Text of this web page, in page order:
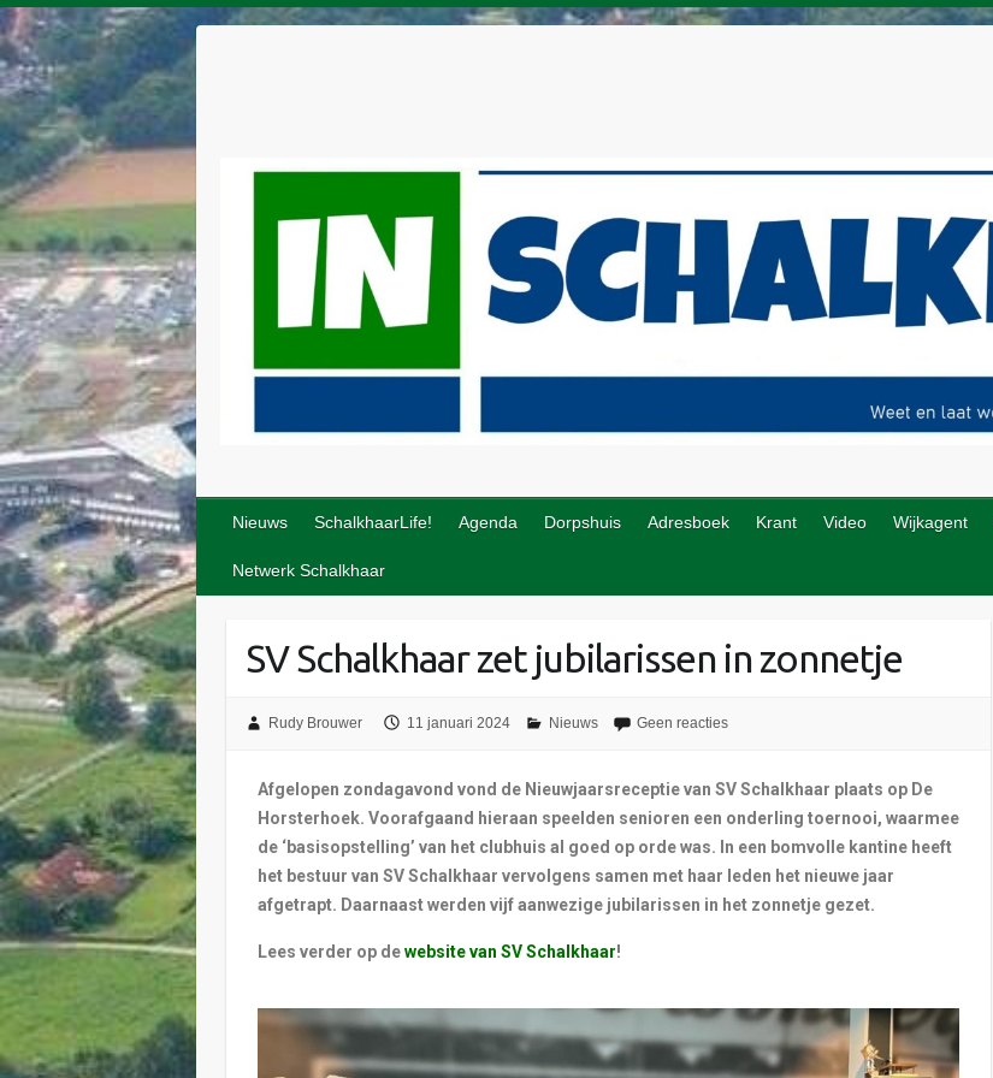
Nieuws SchalkhaarLife! Agenda Dorpshuis Adresboek Krant Video Wijkagent
Netwerk Schalkhaar
SV Schalkhaar zet jubilarissen in zonnetje
Rudy Brouwer 11 januari 2024 Nieuws Geen reacties
Afgelopen zondagavond vond de Nieuwjaarsreceptie van SV Schalkhaar plaats op De
Horsterhoek. Voorafgaand hieraan speelden senioren een onderling toernooi, waarmee
de ‘basisopstelling’ van het clubhuis al goed op orde was. In een bomvolle kantine heeft
het bestuur van SV Schalkhaar vervolgens samen met haar leden het nieuwe jaar
afgetrapt. Daarnaast werden vijf aanwezige jubilarissen in het zonnetje gezet.
Lees verder op dewebsite van SV Schalkhaar!